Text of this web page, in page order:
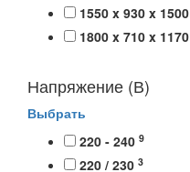
1550 x 930 x 1500
1800 x 710 x 1170
Напряжение (В)
Выбрать
220 - 240 9
220 / 230 3